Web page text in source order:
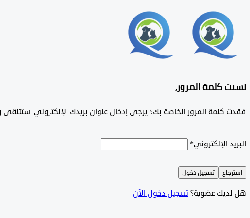
نسيت كلمة المرور،
فقدت كلمة المرور الخاصة بك؟ يرجى إدخال عنوان بريدك الإلكتروني. ستتلقى
البريد الإلكتروني*
استرجاع تسجيل دخول
هل لديك عضوية؟تسجيل دخول الآن